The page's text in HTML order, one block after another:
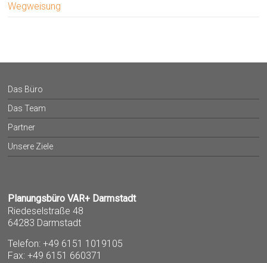
Wegweisung
Das Büro
Das Team
Partner
Unsere Ziele
Planungsbüro VAR+ Darmstadt
Riedeselstraße 48
64283 Darmstadt
Telefon: +49 6151 1019105
Fax: +49 6151 660371